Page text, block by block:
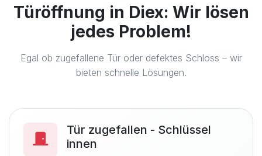
Türöffnung in Diex: Wir lösen
jedes Problem!
Egal ob zugefallene Tür oder defektes Schloss – wir
bieten schnelle Lösungen.
Tür zugefallen - Schlüssel
innen